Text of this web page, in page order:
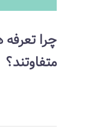
چرا تعرفه
متفاوتند؟